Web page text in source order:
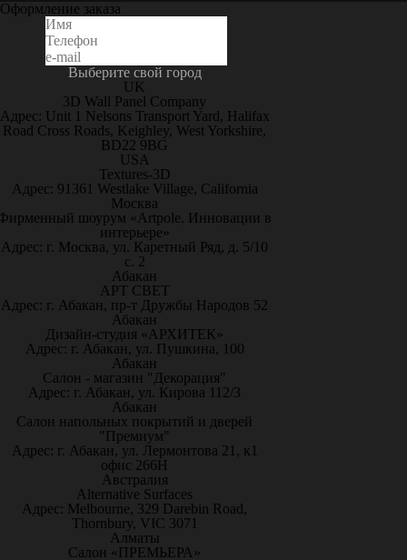
Оформление заказа
Выберите свой город
UK
3D Wall Panel Company
Адрес: Unit 1 Nelsons Transport Yard, Halifax
Road Cross Roads, Keighley, West Yorkshire,
BD22 9BG
USA
Textures-3D
Адрес: 91361 Westlake Village, California
Москва
шоурум «Artpole. Инновации в
интерьере»
Адрес: г. Москва, ул. Каретный Ряд, д. 5/10
с. 2
Абакан
АРТ СВЕТ
Адрес: г. Абакан, пр-т Дружбы Народов 52
Абакан
Дизайн-студия «АРХИТЕК»
Адрес: г. Абакан, ул. Пушкина, 100
Абакан
Салон - магазин "Декорация"
Адрес: г. Абакан, ул. Кирова 112/3
Абакан
Салон напольных покрытий и дверей
"Премиум"
Адрес: г. Абакан, ул. Лермонтова 21, к1
офис 266Н
Австралия
Alternative Surfaces
Адрес: Melbourne, 329 Darebin Road,
Thornbury, VIC 3071
Алматы
Салон «ПРЕМЬЕРА»